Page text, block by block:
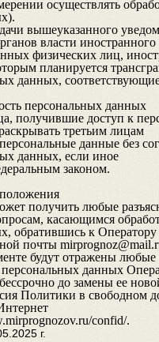
осуществлять
вышеуказанного
власти иностранного
физических лиц,
планируется
данных,
персональных данных
получившие доступ к
третьим лицам
данные без
данных, если иное
законом.
получить любые
касающимся
обратившись к Оператору
почты
будут отражены любые
данных
до замены ее
Политики в свободном
confid/.
г.